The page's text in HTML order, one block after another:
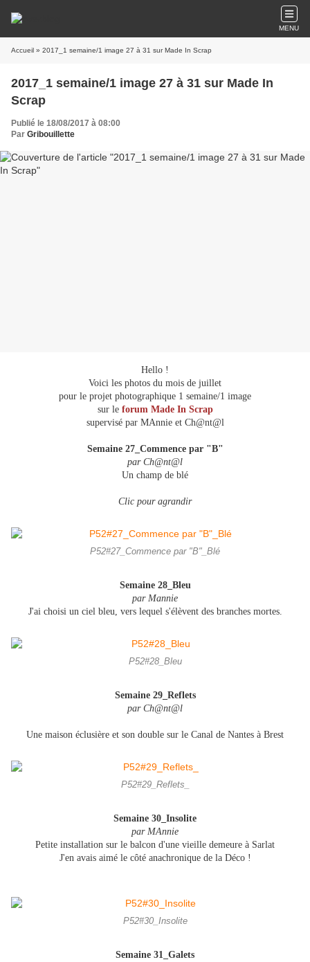
MENU
Accueil » 2017_1 semaine/1 image 27 à 31 sur Made In Scrap
2017_1 semaine/1 image 27 à 31 sur Made In
Scrap
Publié le 18/08/2017 à 08:00
Par Gribouillette
Hello !
Voici les photos du mois de juillet
pour le projet photographique 1 semaine/1 image
sur le forum Made In Scrap
supervisé par MAnnie et Ch@nt@l
Semaine 27_Commence par "B"
par Ch@nt@l
Un champ de blé
Clic pour agrandir
P52#27_Commence par "B"_Blé
Semaine 28_Bleu
par Mannie
J'ai choisi un ciel bleu, vers lequel s'élèvent des branches mortes.
P52#28_Bleu
Semaine 29_Reflets
par Ch@nt@l
Une maison éclusière et son double sur le Canal de Nantes à Brest
P52#29_Reflets_
Semaine 30_Insolite
par MAnnie
Petite installation sur le balcon d'une vieille demeure à Sarlat
J'en avais aimé le côté anachronique de la Déco !
P52#30_Insolite
Semaine 31_Galets